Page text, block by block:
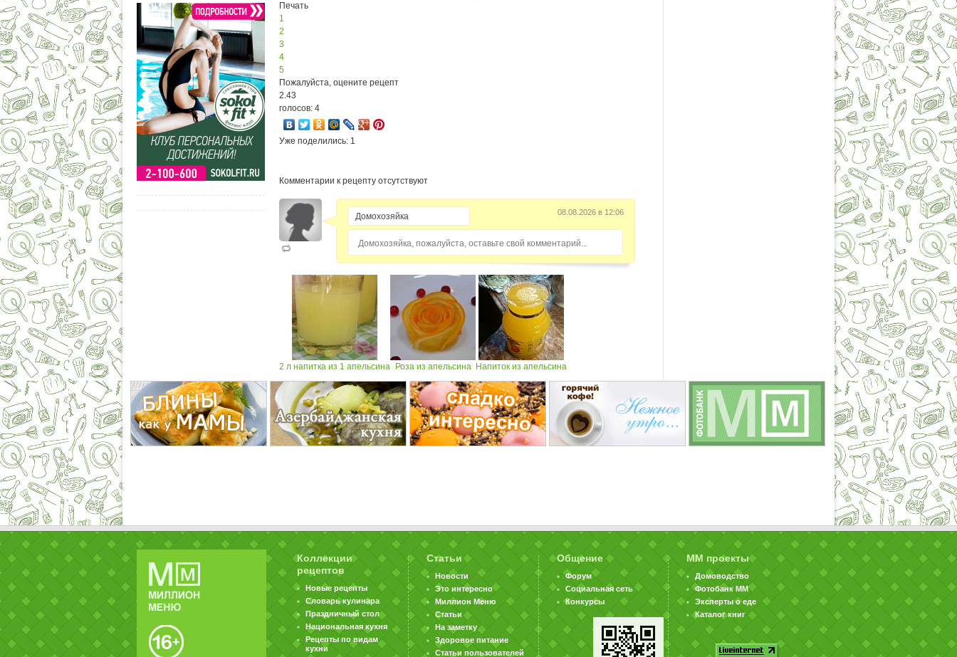
Печать
1
2
3
4
5
Пожалуйста, оцените рецепт
2.43
голосов: 4
Уже поделились: 1
Комментарии к рецепту отсутствуют
08.08.2026 в 12:06
Домохозяйка, пожалуйста, оставьте свой комментарий...
2 л напитка из 1 апельсина Роза из апельсина Напиток из апельсина
Коллекции
рецептов
Новые рецепты
Словарь кулинара
Праздничный стол
Национальная кухня
Рецепты по видам
кухни
Статьи
Новости
Это интересно
Миллион Меню
Статьи
На заметку
Здоровое питание
Статьи пользователей
Общение
Форум
Социальная сеть
Конкурсы
ММ проекты
Домоводство
Фотобанк ММ
Эксперты о еде
Каталог книг